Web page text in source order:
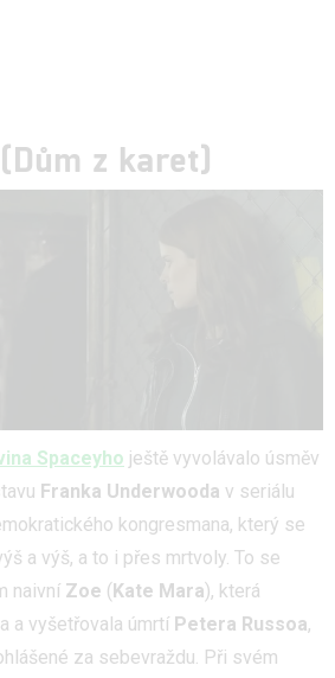
(Dům z karet)
Spaceyho ještě vyvolávalo úsměv
Franka Underwooda v seriálu
kongresmana, který se
a výš, a to i přes mrtvoly. To se
naivní Zoe (Kate Mara), která
a vyšetřovala úmrtí Petera Russoa,
za sebevraždu. Při svém